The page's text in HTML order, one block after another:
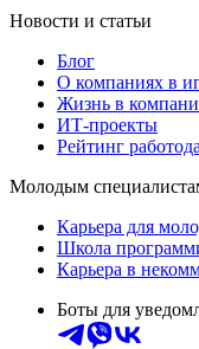
Новости и статьи
Блог
О компаниях в
Жизнь в
ИТ-проекты
Рейтинг
Молодым
Карьера для
Школа
Карьера в
Боты для